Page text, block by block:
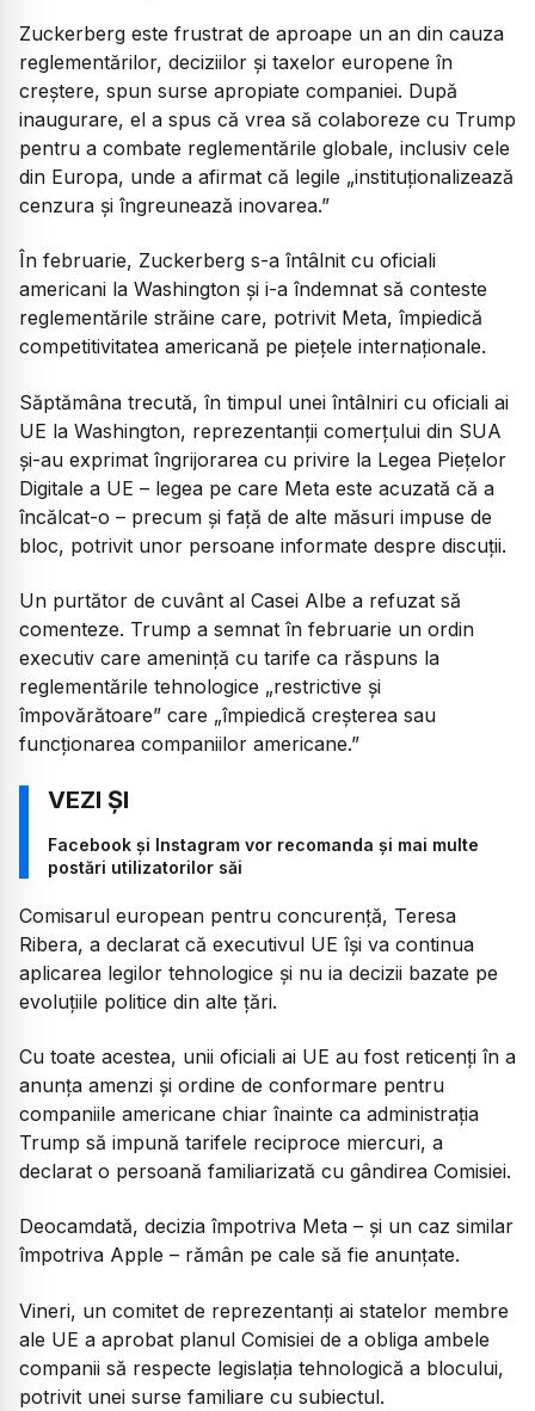
Zuckerberg este frustrat de aproape un an din cauza
reglementărilor, deciziilor și taxelor europene în
creștere, spun surse apropiate companiei. După
inaugurare, el a spus că vrea să colaboreze cu Trump
pentru a combate reglementările globale, inclusiv cele
din Europa, unde a afirmat că legile „instituționalizează
cenzura și îngreunează inovarea.”
În februarie, Zuckerberg s-a întâlnit cu oficiali
americani la Washington și i-a îndemnat să conteste
reglementările străine care, potrivit Meta, împiedică
competitivitatea americană pe piețele internaționale.
Săptămâna trecută, în timpul unei întâlniri cu oficiali ai
UE la Washington, reprezentanții comerțului din SUA
și-au exprimat îngrijorarea cu privire la Legea Piețelor
Digitale a UE – legea pe care Meta este acuzată că a
încălcat-o – precum și față de alte măsuri impuse de
bloc, potrivit unor persoane informate despre discuții.
Un purtător de cuvânt al Casei Albe a refuzat să
comenteze. Trump a semnat în februarie un ordin
executiv care amenință cu tarife ca răspuns la
reglementările tehnologice „restrictive și
împovărătoare” care „împiedică creșterea sau
funcționarea companiilor americane.”
Facebook și Instagram vor recomanda și mai multe
postări utilizatorilor săi
Comisarul european pentru concurență, Teresa
Ribera, a declarat că executivul UE își va continua
aplicarea legilor tehnologice și nu ia decizii bazate pe
evoluțiile politice din alte țări.
Cu toate acestea, unii oficiali ai UE au fost reticenți în a
anunța amenzi și ordine de conformare pentru
companiile americane chiar înainte ca administrația
Trump să impună tarifele reciproce miercuri, a
declarat o persoană familiarizată cu gândirea Comisiei.
Deocamdată, decizia împotriva Meta – și un caz similar
împotriva Apple – rămân pe cale să fie anunțate.
Vineri, un comitet de reprezentanți ai statelor membre
ale UE a aprobat planul Comisiei de a obliga ambele
companii să respecte legislația tehnologică a blocului,
potrivit unei surse familiare cu subiectul.